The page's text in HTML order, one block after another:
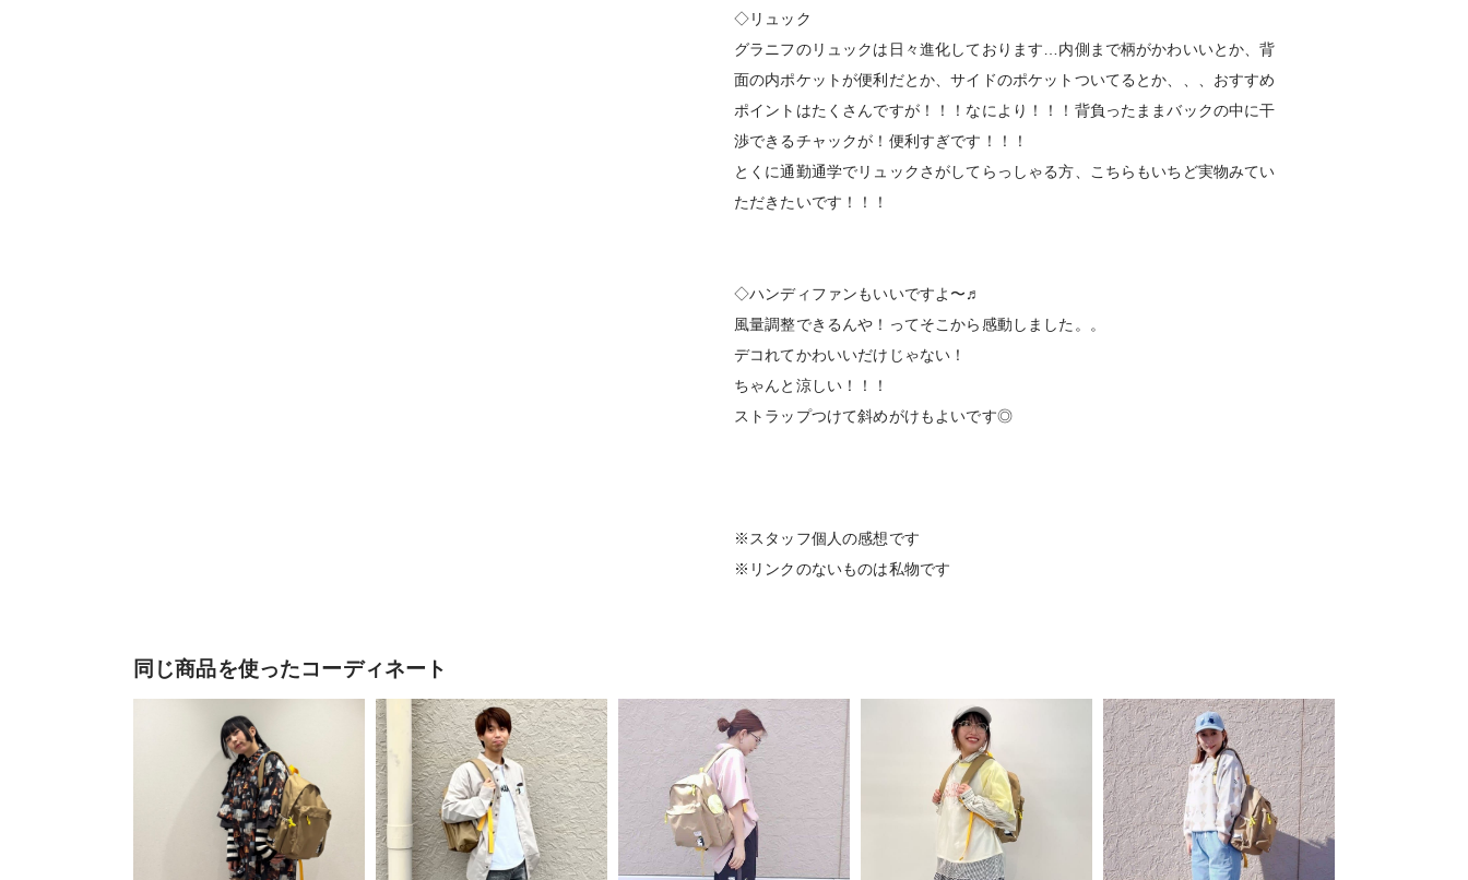
◇リュック
グラニフのリュックは日々進化しております…内側まで柄がかわいいとか、背
面の内ポケットが便利だとか、サイドのポケットついてるとか、、、おすすめ
ポイントはたくさんですが！！！なにより！！！背負ったままバックの中に干
渉できるチャックが！便利すぎです！！！
とくに通勤通学でリュックさがしてらっしゃる方、こちらもいちど実物みてい
ただきたいです！！！
◇ハンディファンもいいですよ〜♬
風量調整できるんや！ってそこから感動しました。。
デコれてかわいいだけじゃない！
ちゃんと涼しい！！！
ストラップつけて斜めがけもよいです◎
※スタッフ個人の感想です
※リンクのないものは私物です
同じ商品を使ったコーディネート